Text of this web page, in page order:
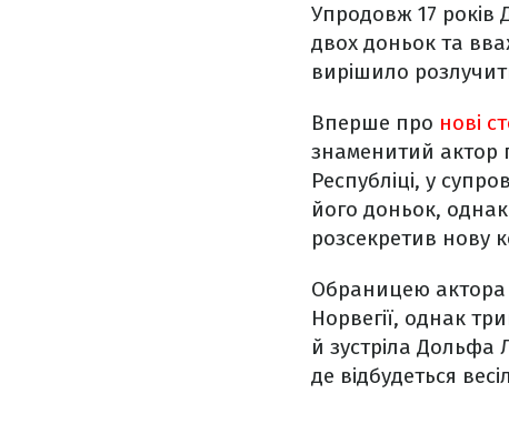
Упродовж 17 років
двох доньок та
вирішило
Вперше про нові
знаменитий актор
Республіці, у
його доньок,
розсекретив нову
Обраницею актора
Норвегії, однак
й зустріла
де відбудеться